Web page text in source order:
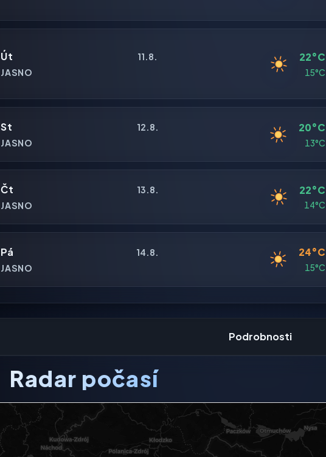
Út
11.8.
JASNO
22°C
15°C
St
12.8.
JASNO
20°C
13°C
Čt
13.8.
JASNO
22°C
14°C
Pá
14.8.
JASNO
24°C
15°C
Podrobnosti
Radar počasí